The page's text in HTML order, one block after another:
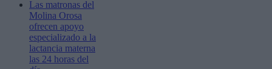
Las matronas del
Molina Orosa
ofrecen apoyo
especializado a la
lactancia materna
las 24 horas del